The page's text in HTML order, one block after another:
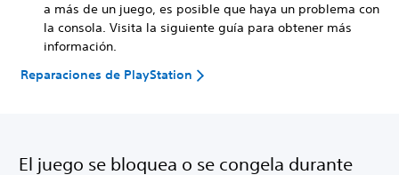
a más de un juego, es posible que haya un problema con
la consola. Visita la siguiente guía para obtener más
información.
Reparaciones de PlayStation
El juego se bloquea o se congela durante